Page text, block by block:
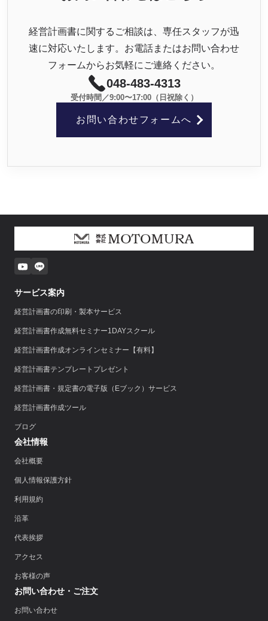
経営計画書に関するご相談は、専任スタッフが迅
速に対応いたします。お電話またはお問い合わせ
フォームからお気軽にご連絡ください。
048-483-4313
受付時間／9:00〜17:00（日祝除く）
お問い合わせフォームへ
サービス案内
経営計画書の印刷・製本サービス
経営計画書作成無料セミナー1DAYスクール
経営計画書作成オンラインセミナー【有料】
経営計画書テンプレートプレゼント
経営計画書・規定書の電子版（Eブック）サービス
経営計画書作成ツール
ブログ
会社情報
会社概要
個人情報保護方針
利用規約
沿革
代表挨拶
アクセス
お客様の声
お問い合わせ・ご注文
お問い合わせ